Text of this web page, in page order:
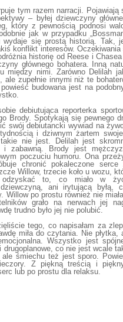
tym razem narracji. Pojawiają
– byłej dziewczyny
który z pewnością podnosi
jak w przypadku
się prostą historią. Tak,
konflikt interesów. Oczekiwania
historię od Reese i
głównego bohatera. Inną
między nimi. Zarówno Delilah
zupełnie innymi niż te
budowana jest na
debiutująca reporterka
Brody. Spotykają się pewnego
swój debiutancki wywiad na
i dziwnym żartem
nie jest. Delilah jest
zabawną. Brody jest
poczuciu humoru. Ona
chronić pokaleczone serce
Willow, trzecie koło u wozu,
to, co miało w
ani irytującą byłą,
po prostu również nie
grało na nerwach jej
trudno było jej nie polubić.
tego, co napisałam za
miła do czytania. Nie płytka,
Wszystko jest
co nie jest wcale
śmiechu też jest sporo.
Z piękną treścią i
lub po prostu dla relaksu.